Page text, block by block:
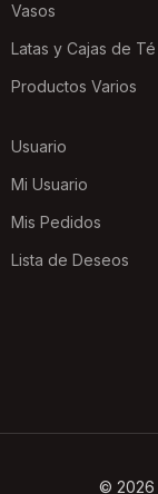
Vasos
Latas y Cajas de Té
Productos Varios
Usuario
Mi Usuario
Mis Pedidos
Lista de Deseos
© 2026